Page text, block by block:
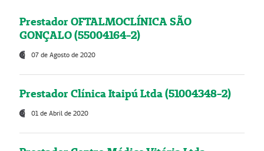
Prestador OFTALMOCLÍNICA SÃO
GONÇALO (55004164-2)
07 de Agosto de 2020
Prestador Clínica Itaipú Ltda (51004348-2)
01 de Abril de 2020